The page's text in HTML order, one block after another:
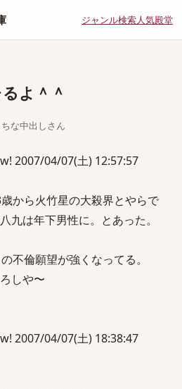
ジャンル検索人気殿堂
よ＾＾
な中出しさん
2007/04/07(土) 12:57:57
から火竹星の大殺界とやらで
九は年下男性に。とあった。
不倫願望が強くなってる。
しや〜
2007/04/07(土) 18:38:47